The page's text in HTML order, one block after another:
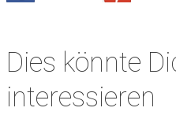
Dies könnte
interessieren